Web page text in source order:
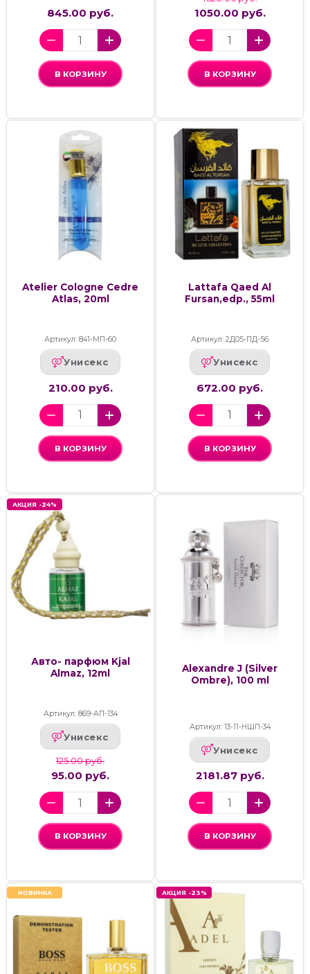
845.00 руб.
В КОРЗИНУ
1050.00 руб.
В КОРЗИНУ
Atelier Cologne Cedre
Atlas, 20ml
Артикул: 841-МП-60
Унисекс
210.00 руб.
В КОРЗИНУ
Lattafa Qaed Al
Fursan,edp., 55ml
Артикул: 2Д05-ПД-56
Унисекс
672.00 руб.
В КОРЗИНУ
АКЦИЯ -24%
Авто- парфюм Kjal
Almaz, 12ml
Артикул: 869-АП-134
Унисекс
125.00 руб.
95.00 руб.
В КОРЗИНУ
Alexandre J (Silver
Ombre), 100 ml
Артикул: 13-11-НШП-34
Унисекс
2181.87 руб.
В КОРЗИНУ
НОВИНКА АКЦИЯ -23%